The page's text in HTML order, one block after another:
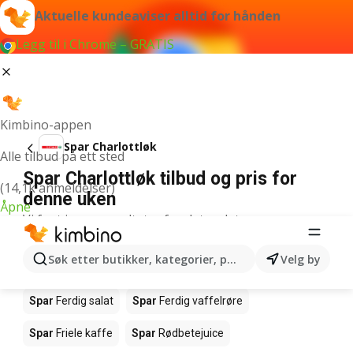
Aktuelle kundeaviser alltid for hånden
Legg til i Chrome – GRATIS
Kimbino-appen
Alle tilbud på ett sted
(14,1k anmeldelser)
Åpne
Søk etter butikker, kategorier, produkter...Velg by
Spar Charlottløk
Spar Charlottløk tilbud og pris for
denne uken
Vi fant ingen resultater for det ordet.
Andre produkter i butikkene Spar
Spar Spar Makrell i tomat
Spar Ferdig salat Spar Ferdig vaffelrøre
Spar Friele kaffe Spar Rødbetejuice